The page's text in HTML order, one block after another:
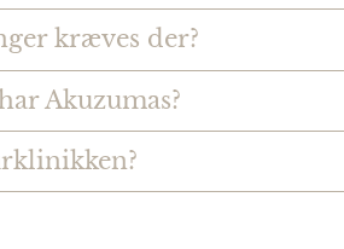
kræves der?
Akuzumas?